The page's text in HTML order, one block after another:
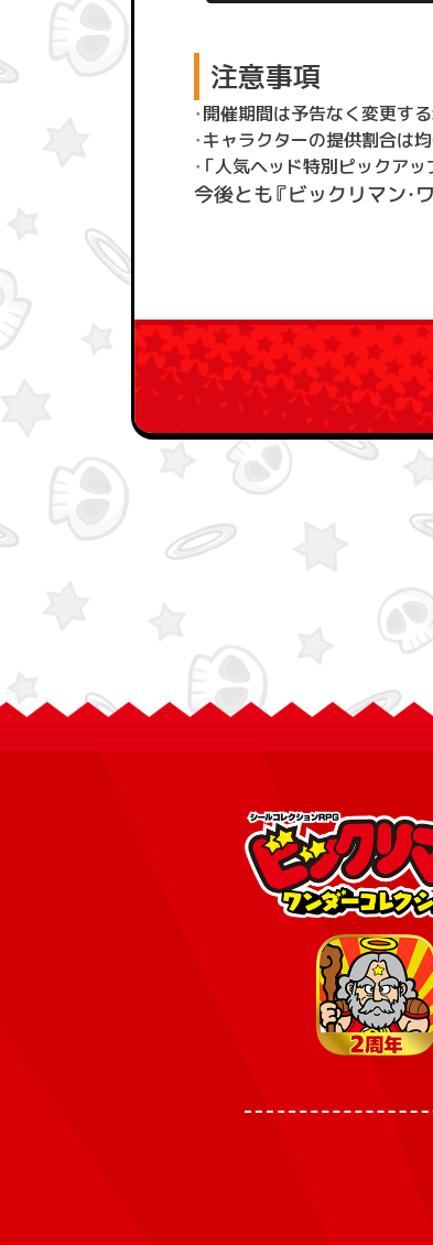
注意事項
・開催期間は予告なく変更す
・キャラクターの提供割合は
・ 「人気ヘッド特別ピックア
今後とも『ビックリマン・